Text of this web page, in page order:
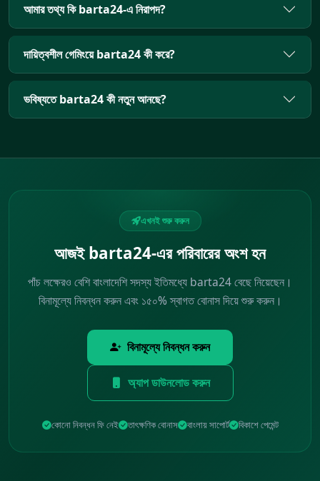
আমার তথ্য কি barta24-এ নিরাপদ?
দায়িত্বশীল গেমিংয়ে barta24 কী করে?
ভবিষ্যতে barta24 কী নতুন আনছে?
এখনই শুরু করুন
আজই barta24-এর পরিবারের অংশ হন
পাঁচ লক্ষেরও বেশি বাংলাদেশি সদস্য ইতিমধ্যে barta24 বেছে নিয়েছেন।
বিনামূল্যে নিবন্ধন করুন এবং ১৫০% স্বাগত বোনাস দিয়ে শুরু করুন।
বিনামূল্যে নিবন্ধন করুন
অ্যাপ ডাউনলোড করুন
কোনো নিবন্ধন ফি নেই তাৎক্ষণিক বোনাস বাংলায় সাপোর্ট বিকাশে পেমেন্ট